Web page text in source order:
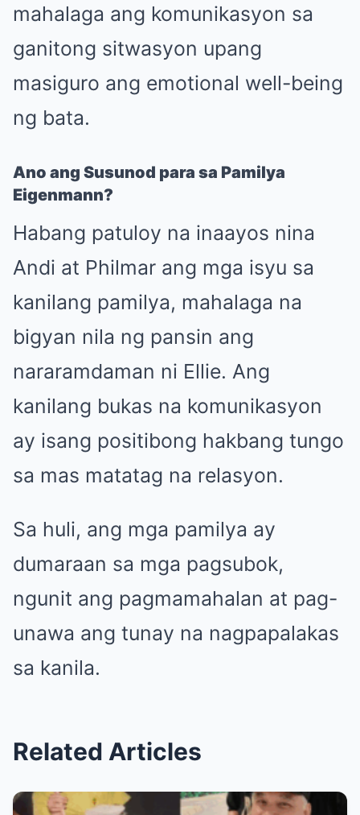
mahalaga ang komunikasyon sa
ganitong sitwasyon upang
masiguro ang emotional well-being
ng bata.
Ano ang Susunod para sa Pamilya
Eigenmann?
Habang patuloy na inaayos nina
Andi at Philmar ang mga isyu sa
kanilang pamilya, mahalaga na
bigyan nila ng pansin ang
nararamdaman ni Ellie. Ang
kanilang bukas na komunikasyon
ay isang positibong hakbang tungo
sa mas matatag na relasyon.
Sa huli, ang mga pamilya ay
dumaraan sa mga pagsubok,
ngunit ang pagmamahalan at pag-
unawa ang tunay na nagpapalakas
sa kanila.
Related Articles